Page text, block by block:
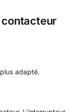
contacteur
adapté.